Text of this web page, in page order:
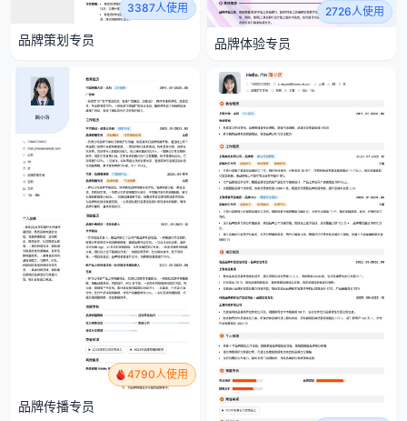
3387人使用
品牌策划专员
2726人使用
品牌体验专员
4790人使用
品牌传播专员